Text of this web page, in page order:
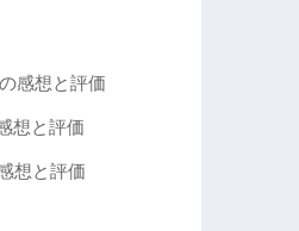
感想と評価
想と評価
想と評価